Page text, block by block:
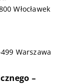
Włocławek
Warszawa
–